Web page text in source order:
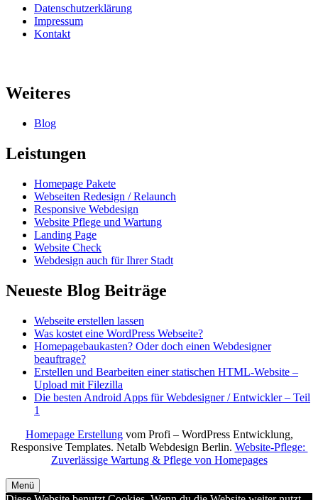
Datenschutzerklärung
Impressum
Kontakt
Weiteres
Blog
Leistungen
Homepage Pakete
Webseiten Redesign / Relaunch
Responsive Webdesign
Website Pflege und Wartung
Landing Page
Website Check
Webdesign auch für Ihrer Stadt
Neueste Blog Beiträge
Webseite erstellen lassen
Was kostet eine WordPress Webseite?
Homepagebaukasten? Oder doch einen Webdesigner
beauftrage?
Erstellen und Bearbeiten einer statischen HTML-Website –
Upload mit Filezilla
Die besten Android Apps für Webdesigner / Entwickler – Teil
1
Homepage Erstellungvom Profi – WordPress Entwicklung,
Responsive Templates. Netalb Webdesign Berlin. Website-Pflege:
Zuverlässige Wartung & Pflege von Homepages
Menü